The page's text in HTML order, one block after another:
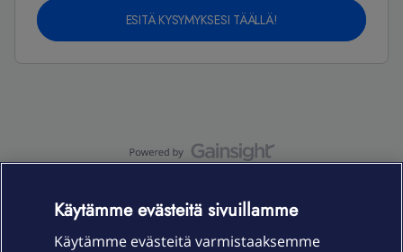
ESITÄ KYSYMYKSESI TÄÄLLÄ!
Käytämme evästeitä sivuillamme
Käytämme evästeitä varmistaaksemme